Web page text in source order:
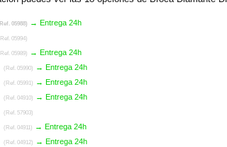
05988) → Entrega 24h
05994)
05989) → Entrega 24h
(Ref. 05990) → Entrega 24h
(Ref. 05991) → Entrega 24h
(Ref. 04910) → Entrega 24h
(Ref. 57903)
(Ref. 04911) → Entrega 24h
(Ref. 04912) → Entrega 24h